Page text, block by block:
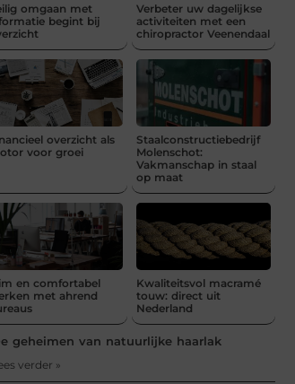
omgaan met
begint bij
Verbeter uw dagelijkse
activiteiten met een
chiropractor Veenendaal
overzicht als
voor groei
Staalconstructiebedrijf
Molenschot:
Vakmanschap in staal
op maat
en comfortabel
met ahrend
Kwaliteitsvol macramé
touw: direct uit
Nederland
geheimen van natuurlijke haarlak
verder »